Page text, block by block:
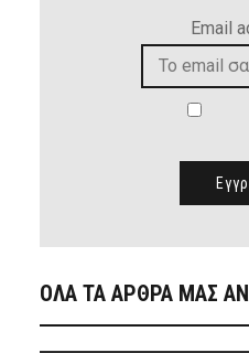
Email
ΟΛΑ ΤΑ ΑΡΘΡΑ ΜΑΣ